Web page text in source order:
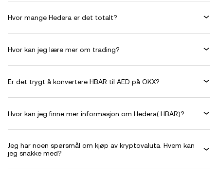
Hvor mange Hedera er det totalt?
Hvor kan jeg lære mer om trading?
Er det trygt å konvertere HBAR til AED på OKX?
Hvor kan jeg finne mer informasjon om Hedera( HBAR)?
Jeg har noen spørsmål om kjøp av kryptovaluta. Hvem kan
jeg snakke med?